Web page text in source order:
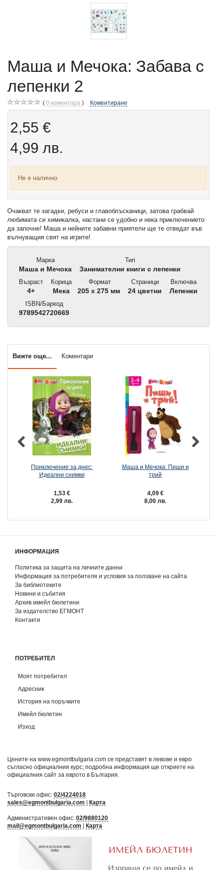
Маша и Мечока: Забава с
лепенки 2
0 коментара Коментиране
2,55 €
4,99 лв.
Не е налично
Очакват те загадки, ребуси и главоблъсканици, затова грабвай
любимата си химикалка, настани се удобно и нека приключението
да започне! Маша и нейните забавни приятели ще те отведат във
вълнуващия свят на игрите!
Марка
Маша и Мечока
Тип
Занимателни книги с лепенки
Възраст
4+
Корица
Мека
Формат
205 x 275 мм
Страници
24 цветни
Включва
Лепенки
ISBN/Баркод
9789542720669
Вижте още... Коментари
Приключение за днес:
Идеални снимки
1,53 €
2,99 лв.
Маша и Мечока: Пиши и
трий
4,09 €
8,00 лв.
ИНФОРМАЦИЯ
Политика за защита на личните данни
Информация за потребителя и условия за ползване на сайта
За библиотеките
Новини и събития
Архив имейл бюлетини
За издателство ЕГМОНТ
Контакти
ПОТРЕБИТЕЛ
Моят потребител
Адресник
История на поръчките
Имейл бюлетин
Изход
Цените на www.egmontbulgaria.com се представят в левове и евро
съгласно официалния курс; подробна информация ще откриете на
официалния сайт за еврото в България
Търговски офис: 02/4224018
sales@egmontbulgaria.com
Карта
Административен офис: 02/9880120
mail@egmontbulgaria.com
Карта